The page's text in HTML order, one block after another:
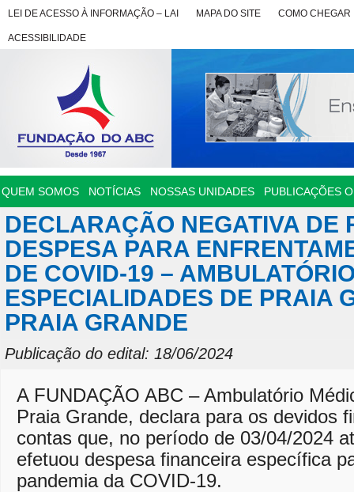
LEI DE ACESSO À INFORMAÇÃO – LAI MAPA DO SITE COMO CHEGAR
ACESSIBILIDADE
QUEM SOMOS NOTÍCIAS NOSSAS UNIDADES PUBLICAÇÕES
DECLARAÇÃO NEGATIVA DE
DESPESA PARA
DE COVID-19 –
ESPECIALIDADES DE PRAIA
PRAIA GRANDE
Publicação do edital: 18/06/2024
A FUNDAÇÃO ABC – Ambulatório
Praia Grande, declara para os devidos
contas que, no período de 03/04/2024
efetuou despesa financeira específica
pandemia da COVID-19.